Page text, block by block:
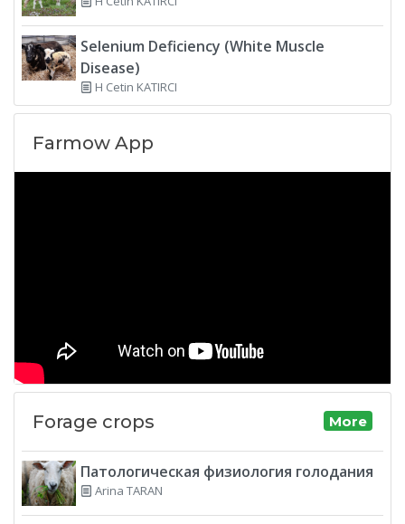
Selenium Deficiency (White Muscle
Disease)
H Cetin KATIRCI
Farmow App
Forage crops More
Патологическая физиология голодания
Arina TARAN